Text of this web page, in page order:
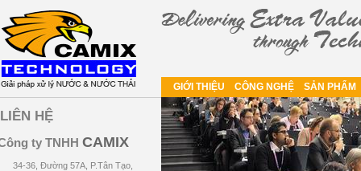
GIỚI THIỆU CÔNG NGHỆ SẢN PHẨM
LIÊN HỆ
ty TNHH CAMIX
34-36, Đường 57A, P.Tân Tạo,